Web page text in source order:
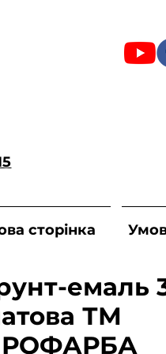
сторінка
емаль
ТМ